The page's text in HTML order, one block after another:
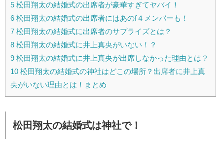
5 松田翔太の結婚式の出席者が豪華すぎてヤバイ！
6 松田翔太の結婚式の出席者にはあのf４メンバーも！
7 松田翔太の結婚式に出席者のサプライズとは？
8 松田翔太の結婚式に井上真央がいない！？
9 松田翔太の結婚式に井上真央が出席しなかった理由とは？
10 松田翔太の結婚式の神社はどこの場所？出席者に井上真
央がいない理由とは！まとめ
松田翔太の結婚式は神社で！